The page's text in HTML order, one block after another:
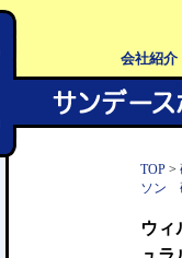
会社紹介
TOP >
ソン
ウィ